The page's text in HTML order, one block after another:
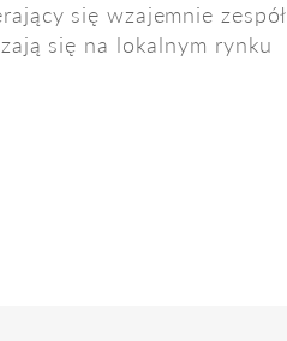
się wzajemnie zespół
się na lokalnym rynku